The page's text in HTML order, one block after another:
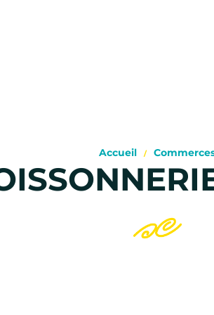
Accueil